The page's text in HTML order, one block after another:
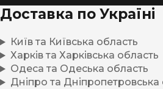
Доставка по Україні
Київ та Київська область
Харків та Харківська область
Одеса та Одеська область
Дніпро та Дніпропетровська